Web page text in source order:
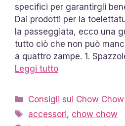
specifici per garantirgli
Dai prodotti per la
la passeggiata, ecco una
tutto ciò che non può
a quattro zampe. 1.
Leggi tutto
Categorie
Consigli sui Chow Chow
Tag
accessori, chow chow